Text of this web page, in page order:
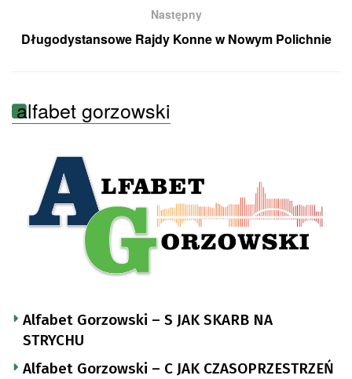
Następny
Długodystansowe Rajdy Konne w Nowym Polichnie
alfabet gorzowski
Alfabet Gorzowski – S JAK SKARB NA
STRYCHU
Alfabet Gorzowski – C JAK CZASOPRZESTRZEŃ